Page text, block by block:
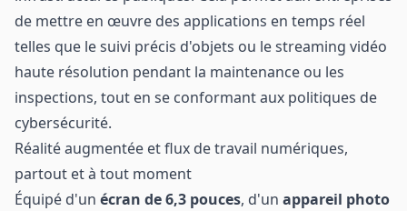
de mettre en œuvre des applications en temps réel
telles que le suivi précis d'objets ou le streaming vidéo
haute résolution pendant la maintenance ou les
inspections, tout en se conformant aux politiques de
cybersécurité.
Réalité augmentée et flux de travail numériques,
partout et à tout moment
Équipé d'un écran de 6,3 pouces, d'un appareil photo